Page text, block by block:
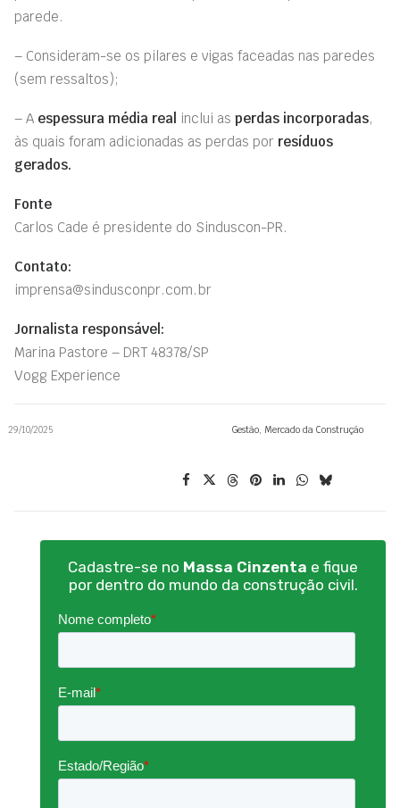
parede.
– Consideram-se os pilares e vigas faceadas nas paredes
(sem ressaltos);
– A espessura média real inclui as perdas incorporadas,
às quais foram adicionadas as perdas por resíduos
gerados.
Fonte
Carlos Cade é presidente do Sinduscon-PR.
Contato:
imprensa@sindusconpr.com.br
Jornalista responsável:
Marina Pastore – DRT 48378/SP
Vogg Experience
29/10/2025 Gestão, Mercado da Construção
Cadastre-se no Massa Cinzenta e fique
por dentro do mundo da construção civil.